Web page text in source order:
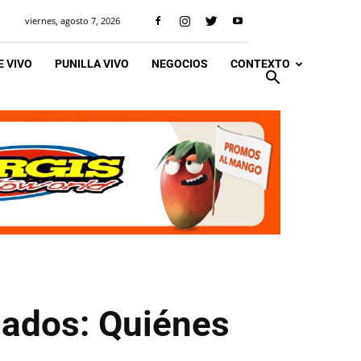
viernes, agosto 7, 2026
VIVO PUNILLA VIVO NEGOCIOS CONTEXTO
Quiénes